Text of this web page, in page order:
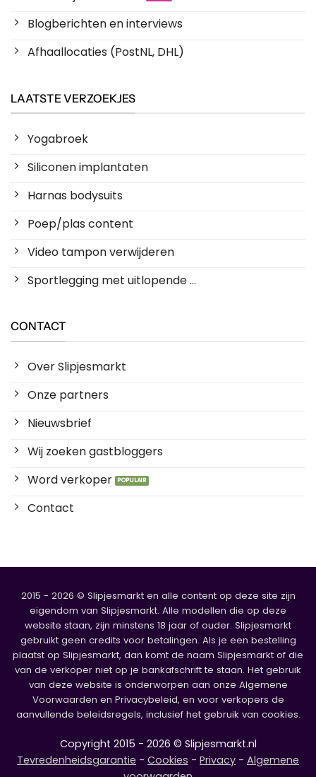
Blogberichten en interviews
Afhaallocaties (PostNL, DHL)
LAATSTE VERZOEKJES
Yogabroek
Siliconen implantaten
Harnas bodysuits
Poep/plas content
Video tampon verwijderen
Sportlegging met uitlopende ...
CONTACT
Over Slipjesmarkt
Onze partners
Nieuwsbrief
Wij zoeken gastbloggers
Word verkoper
Contact
2015 - 2026 © Slipjesmarkt en alle content op deze site zijn
eigendom van Slipjesmarkt. Alle modellen die op deze
website staan, zijn minstens 18 jaar of ouder. Slipjesmarkt
gebruikt geen credits voor betalingen. Als je een bestelling
plaatst op Slipjesmarkt, dan komt de naam Slipjesmarkt of die
van de verkoper niet op je bankafschrift te staan. Het gebruik
van deze website is onderworpen aan onze Algemene
Voorwaarden en Privacybeleid, en voor verkopers de
aanvullende beleidsregels, inclusief het gebruik van cookies.
Copyright 2015 - 2026 © Slipjesmarkt.nl
Tevredenheidsgarantie - Cookies - Privacy - Algemene